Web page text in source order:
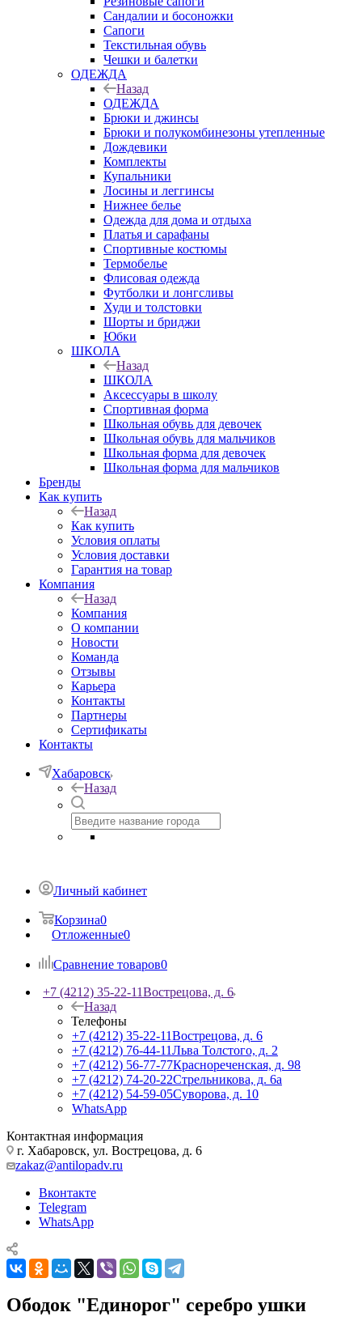
Сандалии и босоножки
Сапоги
Текстильная обувь
Чешки и балетки
ОДЕЖДА
Назад
ОДЕЖДА
Брюки и джинсы
Брюки и полукомбинезоны утепленные
Дождевики
Комплекты
Купальники
Лосины и леггинсы
Нижнее белье
Одежда для дома и отдыха
Платья и сарафаны
Спортивные костюмы
Термобелье
Флисовая одежда
Футболки и лонгсливы
Худи и толстовки
Шорты и бриджи
Юбки
ШКОЛА
Назад
ШКОЛА
Аксессуары в школу
Спортивная форма
Школьная обувь для девочек
Школьная обувь для мальчиков
Школьная форма для девочек
Школьная форма для мальчиков
Бренды
Как купить
Назад
Как купить
Условия оплаты
Условия доставки
Гарантия на товар
Компания
Назад
Компания
О компании
Новости
Команда
Отзывы
Карьера
Контакты
Партнеры
Сертификаты
Контакты
Хабаровск
Назад
Личный кабинет
Корзина0
Отложенные0
Сравнение товаров0
+7 (4212) 35-22-11Вострецова, д. 6
Назад
Телефоны
+7 (4212) 35-22-11Вострецова, д. 6
+7 (4212) 76-44-11Льва Толстого, д. 2
+7 (4212) 56-77-77Краснореченская, д. 98
+7 (4212) 74-20-22Стрельникова, д. 6а
+7 (4212) 54-59-05Суворова, д. 10
WhatsApp
Контактная информация
г. Хабаровск, ул. Вострецова, д. 6
zakaz@antilopadv.ru
Вконтакте
Telegram
WhatsApp
Ободок "Единорог" серебро ушки